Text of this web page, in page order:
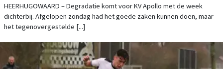
HEERHUGOWAARD – Degradatie komt voor KV Apollo met de week
dichterbij. Afgelopen zondag had het goede zaken kunnen doen, maar
het tegenovergestelde [...]